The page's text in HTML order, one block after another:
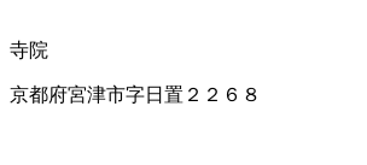
寺院
京都府宮津市字日置２２６８